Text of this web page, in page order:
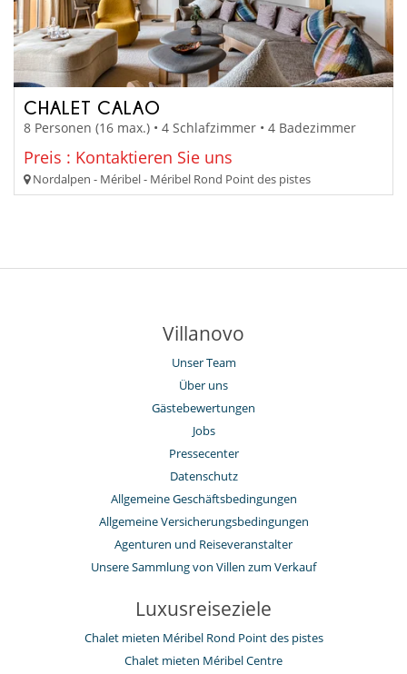
CHALET CALAO
8 Personen (16 max.) • 4 Schlafzimmer • 4 Badezimmer
Preis : Kontaktieren Sie uns
Nordalpen - Méribel - Méribel Rond Point des pistes
Villanovo
Unser Team
Über uns
Gästebewertungen
Jobs
Pressecenter
Datenschutz
Allgemeine Geschäftsbedingungen
Allgemeine Versicherungsbedingungen
Agenturen und Reiseveranstalter
Unsere Sammlung von Villen zum Verkauf
Luxusreiseziele
Chalet mieten Méribel Rond Point des pistes
Chalet mieten Méribel Centre